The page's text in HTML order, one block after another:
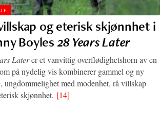
og eterisk skjønnhet i
Boyles 28 Years Later
Laterer et vanvittig overflødighetshorn av en
på nydelig vis kombinerer gammel og ny
ungdommelighet med modenhet, rå villskap
skjønnhet. [14]